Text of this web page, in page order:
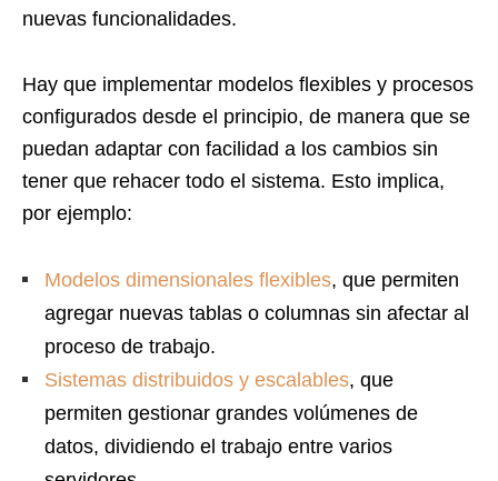
nuevas funcionalidades.
Hay que implementar modelos flexibles y procesos
configurados desde el principio, de manera que se
puedan adaptar con facilidad a los cambios sin
tener que rehacer todo el sistema. Esto implica,
por ejemplo:
Modelos dimensionales flexibles, que permiten
agregar nuevas tablas o columnas sin afectar al
proceso de trabajo.
Sistemas distribuidos y escalables, que
permiten gestionar grandes volúmenes de
datos, dividiendo el trabajo entre varios